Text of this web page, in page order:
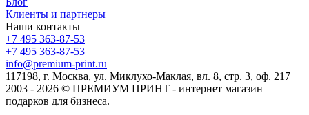
Клиенты и партнеры
Наши контакты
+7 495 363-87-53
+7 495 363-87-53
info@premium-print.ru
117198, г. Москва, ул. Миклухо-Маклая, вл. 8, стр. 3, оф. 217
2003 - 2026 © ПРЕМИУМ ПРИНТ - интернет магазин
подарков для бизнеса.